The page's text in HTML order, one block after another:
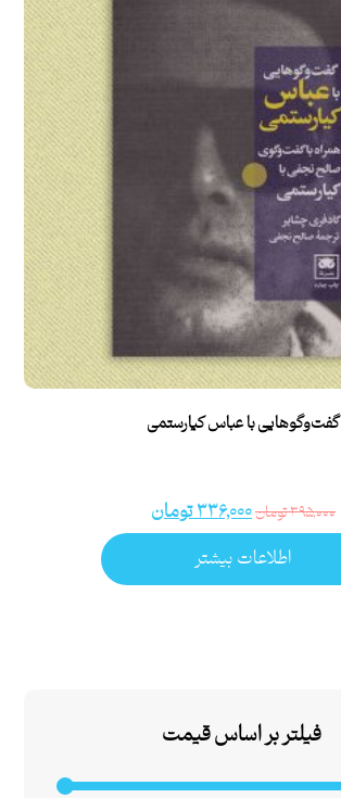
گفت‌وگوهایی با عباس کیارستمی
۳۹۵,۰۰۰تومان۳۳۶,۰۰۰تومان
اطلاعات بیشتر
فیلتر بر اساس قیمت